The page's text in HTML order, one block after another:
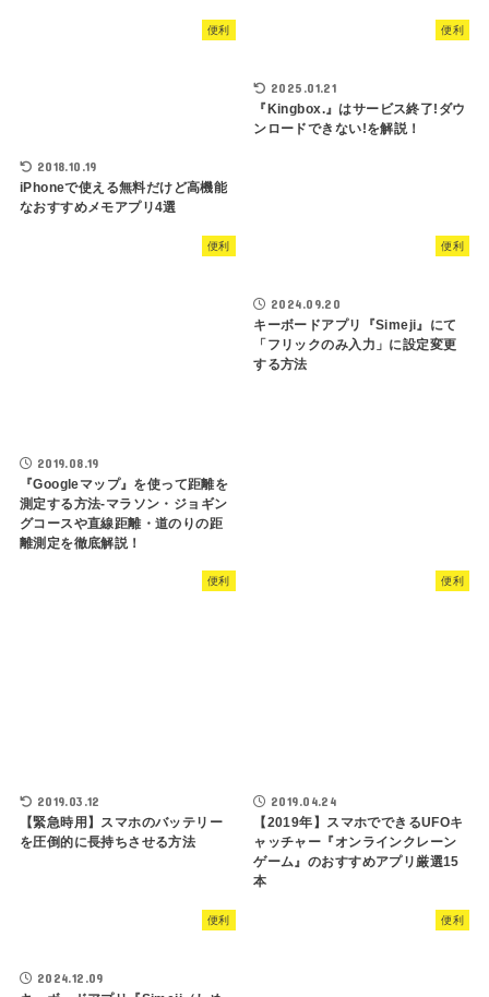
便利
2018.10.19
iPhoneで使える無料だけど高機能
なおすすめメモアプリ4選
便利
2025.01.21
『Kingbox.』はサービス終了!ダウ
ンロードできない!を解説！
便利
2019.08.19
『Googleマップ』を使って距離を
測定する方法-マラソン・ジョギン
グコースや直線距離・道のりの距
離測定を徹底解説！
便利
2024.09.20
キーボードアプリ『Simeji』にて
「フリックのみ入力」に設定変更
する方法
便利
2019.03.12
【緊急時用】スマホのバッテリー
を圧倒的に長持ちさせる方法
便利
2019.04.24
【2019年】スマホでできるUFOキ
ャッチャー『オンラインクレーン
ゲーム』のおすすめアプリ厳選15
本
便利
2024.12.09
便利